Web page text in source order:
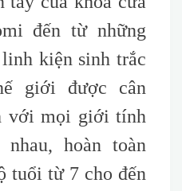
đến từ những
kiện sinh trắc
giới được cân
với mọi giới tính
hoàn toàn
tuổi từ 7 cho đến